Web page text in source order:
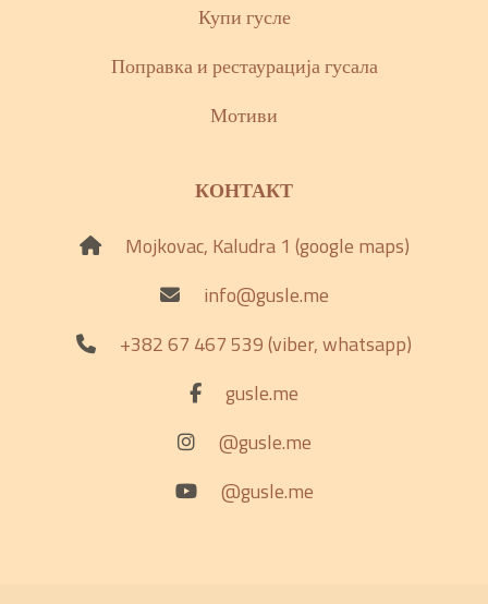
Купи гусле
Поправка и рестаурација гусала
Мотиви
КОНТАКТ
Mojkovac, Kaludra 1 (google maps)
info@gusle.me
+382 67 467 539 (viber, whatsapp)
gusle.me
@gusle.me
@gusle.me